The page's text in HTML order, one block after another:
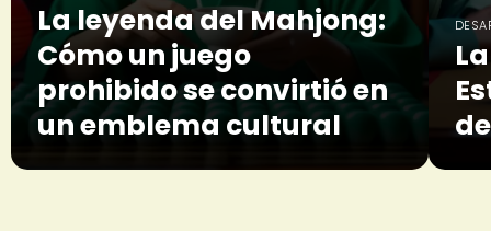
La leyenda del Mahjong:
Cómo un juego
prohibido se convirtió en
un emblema cultural